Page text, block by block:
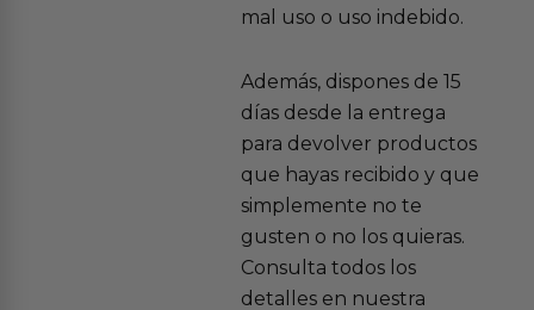
mal uso o uso indebido.
Además, dispones de 15
días desde la entrega
para devolver productos
que hayas recibido y que
simplemente no te
gusten o no los quieras.
Consulta todos los
detalles en nuestra